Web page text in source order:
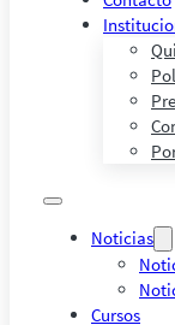
Noticias
Cursos